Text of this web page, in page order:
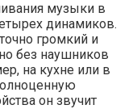
музыки в
динамиков.
громкий и
без наушников
на кухне или в
он звучит